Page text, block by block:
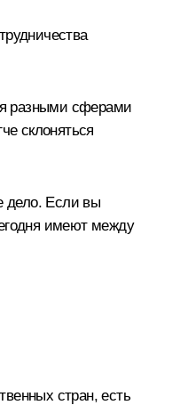
разными сферами
склоняться
дело. Если вы
имеют между
стран, есть